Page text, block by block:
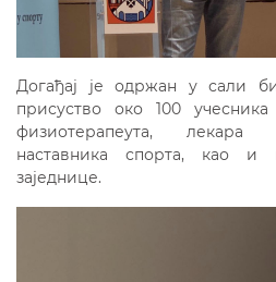
Догађај је одржан у сали
присуство око 100
физиотерапеута, лекара
наставника спорта, као и
заједнице.